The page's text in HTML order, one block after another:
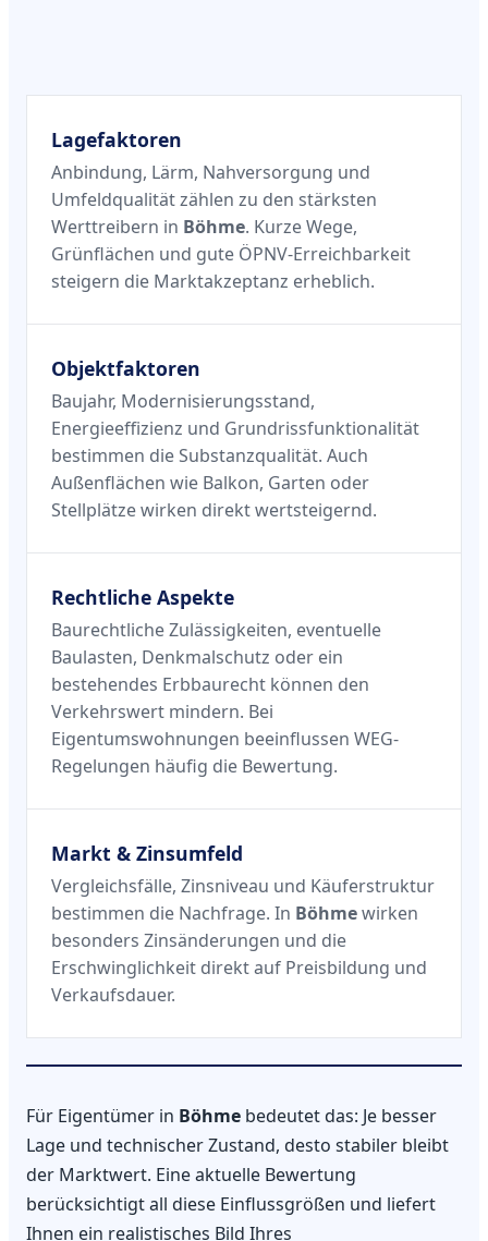
Lagefaktoren
Anbindung, Lärm, Nahversorgung und
Umfeldqualität zählen zu den stärksten
Werttreibern in Böhme. Kurze Wege,
Grünflächen und gute ÖPNV-Erreichbarkeit
steigern die Marktakzeptanz erheblich.
Objektfaktoren
Baujahr, Modernisierungsstand,
Energieeffizienz und Grundrissfunktionalität
bestimmen die Substanzqualität. Auch
Außenflächen wie Balkon, Garten oder
Stellplätze wirken direkt wertsteigernd.
Rechtliche Aspekte
Baurechtliche Zulässigkeiten, eventuelle
Baulasten, Denkmalschutz oder ein
bestehendes Erbbaurecht können den
Verkehrswert mindern. Bei
Eigentumswohnungen beeinflussen WEG-
Regelungen häufig die Bewertung.
Markt & Zinsumfeld
Vergleichsfälle, Zinsniveau und Käuferstruktur
bestimmen die Nachfrage. In Böhmewirken
besonders Zinsänderungen und die
Erschwinglichkeit direkt auf Preisbildung und
Verkaufsdauer.
Für Eigentümer in Böhme bedeutet das: Je besser
Lage und technischer Zustand, desto stabiler bleibt
der Marktwert. Eine aktuelle Bewertung
berücksichtigt all diese Einflussgrößen und liefert
Ihnen ein realistisches Bild Ihres